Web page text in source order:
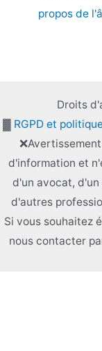
propos de
Droits
▓ RGPD et
d'information et
d'un avocat,
d'autres
Si vous souhaitez
nous contacter